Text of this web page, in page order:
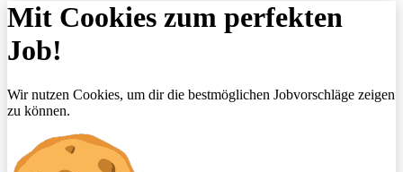
Mit Cookies zum perfekten
Job!
Wir nutzen Cookies, um dir die bestmöglichen Jobvorschläge zeigen
zu können.